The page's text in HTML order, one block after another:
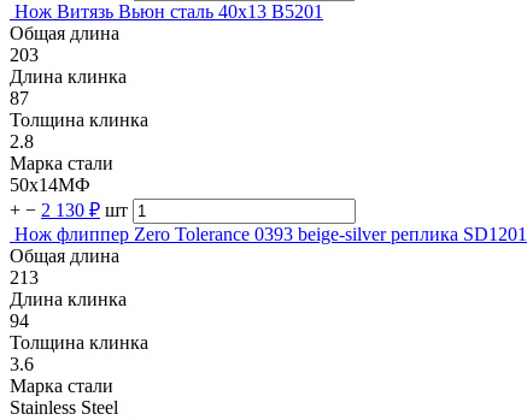
Нож Витязь Вьюн сталь 40х13 B5201
Общая длина
203
Длина клинка
87
Толщина клинка
2.8
Марка стали
50х14МФ
+ − 2 130 ₽ шт
Нож флиппер Zero Tolerance 0393 beige-silver реплика SD1201
Общая длина
213
Длина клинка
94
Толщина клинка
3.6
Марка стали
Stainless Steel